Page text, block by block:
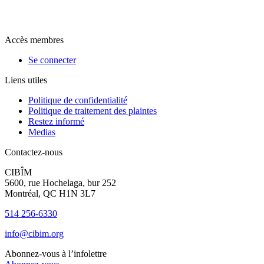
Accès membres
Se connecter
Liens utiles
Politique de confidentialité
Politique de traitement des plaintes
Restez informé
Medias
Contactez-nous
CIBÎM
5600, rue Hochelaga, bur 252
Montréal, QC H1N 3L7
514 256-6330
info@cibim.org
Abonnez-vous à l’infolettre